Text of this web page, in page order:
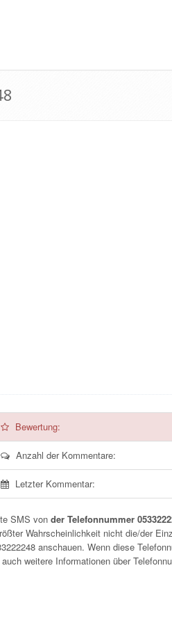
Bewertung:
Anzahl der Kommentare:
Letzter Kommentar:
SMS von der Telefonnummer
Wahrscheinlichkeit nicht die/der
anschauen. Wenn diese
weitere Informationen über